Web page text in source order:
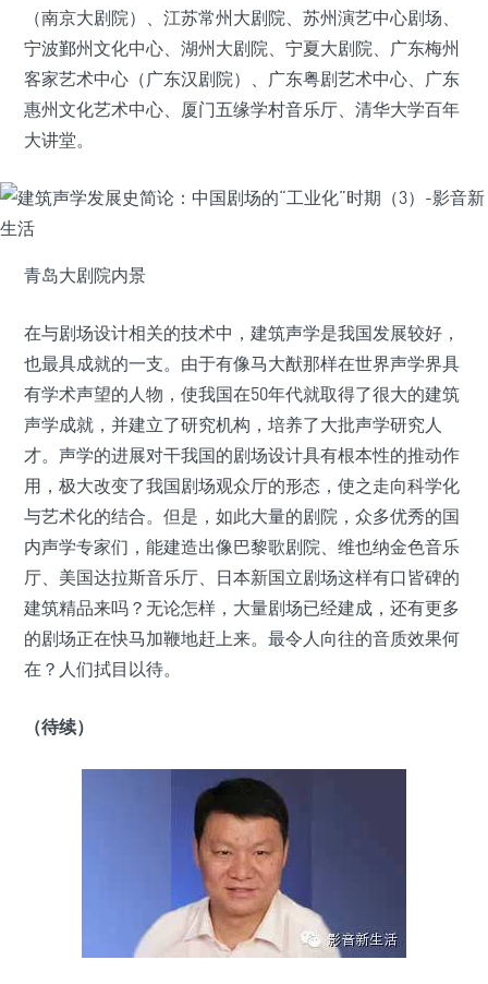
（南京大剧院）、江苏常州大剧院、苏州演艺中心剧场、
宁波鄞州文化中心、湖州大剧院、宁夏大剧院、广东梅州
客家艺术中心（广东汉剧院）、广东粤剧艺术中心、广东
惠州文化艺术中心、厦门五缘学村音乐厅、清华大学百年
大讲堂。
青岛大剧院内景
在与剧场设计相关的技术中，建筑声学是我国发展较好，
也最具成就的一支。由于有像马大猷那样在世界声学界具
有学术声望的人物，使我国在50年代就取得了很大的建筑
声学成就，并建立了研究机构，培养了大批声学研究人
才。声学的进展对干我国的剧场设计具有根本性的推动作
用，极大改变了我国剧场观众厅的形态，使之走向科学化
与艺术化的结合。但是，如此大量的剧院，众多优秀的国
内声学专家们，能建造出像巴黎歌剧院、维也纳金色音乐
厅、美国达拉斯音乐厅、日本新国立剧场这样有口皆碑的
建筑精品来吗？无论怎样，大量剧场已经建成，还有更多
的剧场正在快马加鞭地赶上来。最令人向往的音质效果何
在？人们拭目以待。
（待续）